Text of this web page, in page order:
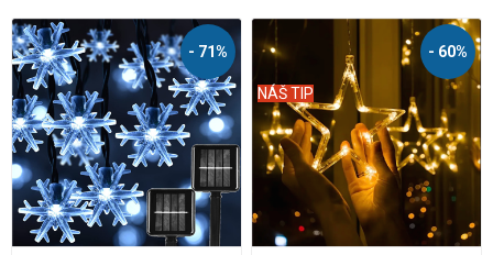
- 71% - 60%
NÁŠ TIP